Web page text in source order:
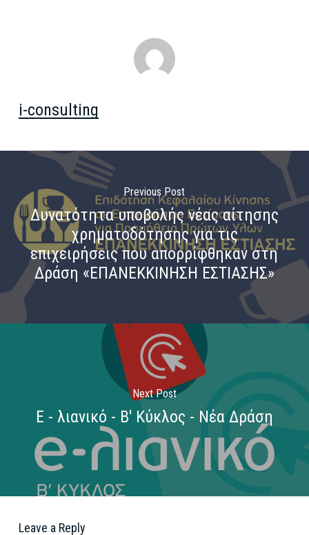
i-consulting
Previous Post
Δυνατότητα υποβολής νέας αίτησης
χρηματοδότησης για τις
επιχειρήσεις που απορρίφθηκαν στη
Δράση «ΕΠΑΝΕΚΚΙΝΗΣΗ ΕΣΤΙΑΣΗΣ»
Next Post
Ε - λιανικό - Β' Κύκλος - Νέα Δράση
Leave a Reply